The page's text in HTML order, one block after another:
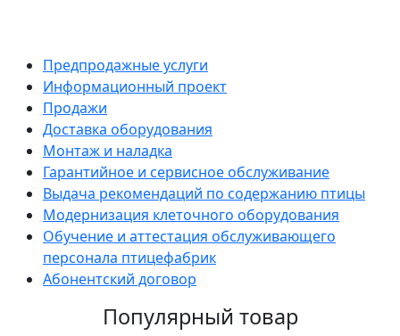
Предпродажные услуги
Информационный проект
Продажи
Доставка оборудования
Монтаж и наладка
Гарантийное и сервисное обслуживание
Выдача рекомендаций по содержанию птицы
Модернизация клеточного оборудования
Обучение и аттестация обслуживающего
персонала птицефабрик
Абонентский договор
Популярный товар